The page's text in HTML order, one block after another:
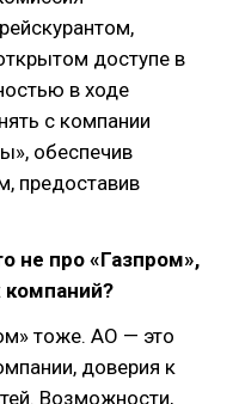
доступе в
в ходе
с компании
обеспечив
предоставив
не про «Газпром»,
тоже. АО — это
доверия к
Возможности,